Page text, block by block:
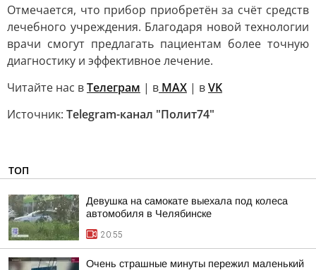
Отмечается, что прибор приобретён за счёт средств
лечебного учреждения. Благодаря новой технологии
врачи смогут предлагать пациентам более точную
диагностику и эффективное лечение.
Читайте нас вТелеграм | в MAX | вVK
Источник: Telegram-канал "Полит74"
ТОП
Девушка на самокате выехала под колеса
автомобиля в Челябинске
20:55
Очень страшные минуты пережил маленький